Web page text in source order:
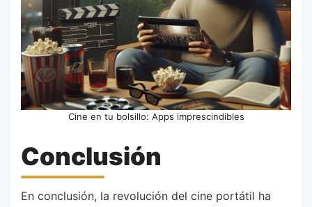
Cine en tu bolsillo: Apps imprescindibles
Conclusión
En conclusión, la revolución del cine portátil ha